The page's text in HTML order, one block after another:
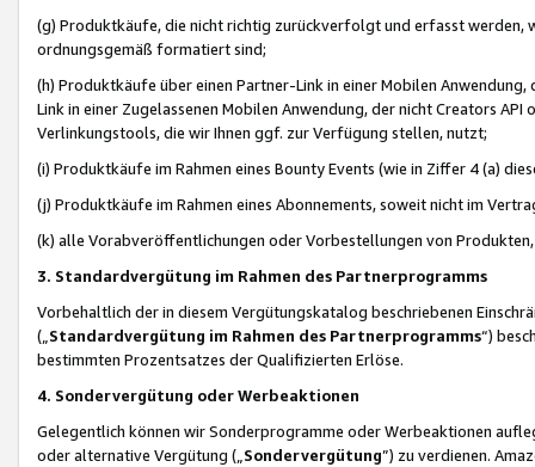
(g) Produktkäufe, die nicht richtig zurückverfolgt und erfasst werden,
ordnungsgemäß formatiert sind;
(h) Produktkäufe über einen Partner-Link in einer Mobilen
Link in einer Zugelassenen Mobilen Anwendung, der nicht Creators
Verlinkungstools, die wir Ihnen ggf. zur Verfügung stellen, nutzt;
(i) Produktkäufe im Rahmen eines Bounty Events (wie in Ziffer 4 (a)
(j) Produktkäufe im Rahmen eines Abonnements, soweit nicht im
(k) alle Vorabveröffentlichungen oder Vorbestellungen von
3. Standardvergütung im Rahmen des Partnerprogramms
Vorbehaltlich der in diesem Vergütungskatalog beschriebenen
(„ Standardvergütung im Rahmen des Partnerprogramms“)
bestimmten Prozentsatzes der Qualifizierten Erlöse.
4. Sondervergütung oder Werbeaktionen
Gelegentlich können wir Sonderprogramme oder Werbeaktionen
oder alternative Vergütung („ Sondervergütung”) zu verdienen.